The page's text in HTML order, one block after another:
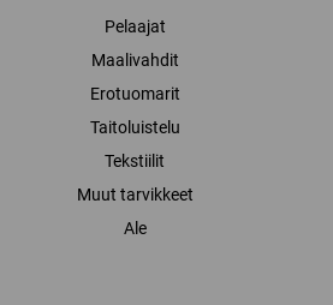
Pelaajat
Maalivahdit
Erotuomarit
Taitoluistelu
Tekstiilit
Muut tarvikkeet
Ale